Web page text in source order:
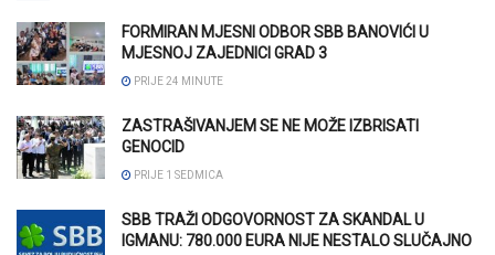
FORMIRAN MJESNI ODBOR SBB BANOVIĆI U
MJESNOJ ZAJEDNICI GRAD 3
PRIJE 24 MINUTE
ZASTRAŠIVANJEM SE NE MOŽE IZBRISATI
GENOCID
PRIJE 1 SEDMICA
SBB TRAŽI ODGOVORNOST ZA SKANDAL U
IGMANU: 780.000 EURA NIJE NESTALO SLUČAJNO